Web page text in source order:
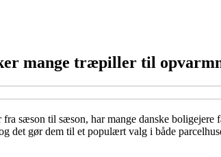
mange træpiller til
sæson til sæson, har mange danske
gør dem til et populært valg i både